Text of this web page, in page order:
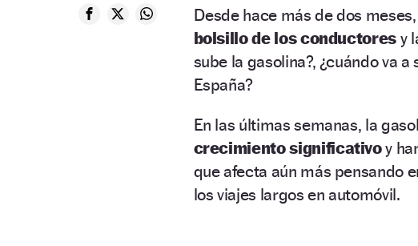
Desde hace más de dos
bolsillo de los conductores y
sube la gasolina?, ¿cuándo va
España?
En las últimas semanas, la
crecimientosignificativoy
que afecta aún más pensando
los viajes largos en automóvil.